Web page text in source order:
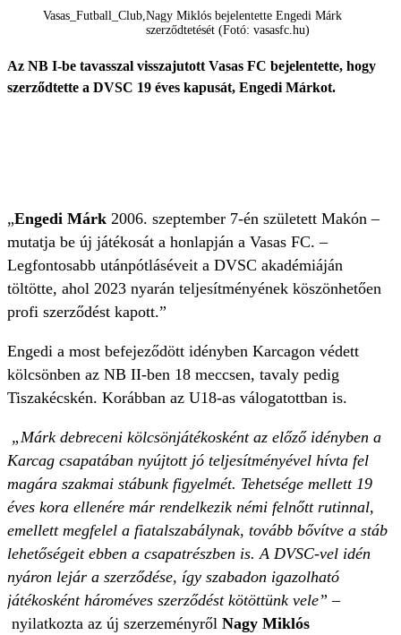
Vasas_Futball_Club Nagy Miklós bejelentette Engedi Márk
szerződtetését (Fotó: vasasfc.hu)
Az NB I-be tavasszal visszajutott Vasas FC bejelentette, hogy
szerződtette a DVSC 19 éves kapusát, Engedi Márkot.
„Engedi Márk 2006. szeptember 7-én született Makón –
mutatja be új játékosát a honlapján a Vasas FC. –
Legfontosabb utánpótláséveit a DVSC akadémiáján
töltötte, ahol 2023 nyarán teljesítményének köszönhetően
profi szerződést kapott.”
Engedi a most befejeződött idényben Karcagon védett
kölcsönben az NB II-ben 18 meccsen, tavaly pedig
Tiszakécskén. Korábban az U18-as válogatottban is.
„Márk debreceni kölcsönjátékosként az előző idényben a
Karcag csapatában nyújtott jó teljesítményével hívta fel
magára szakmai stábunk figyelmét. Tehetsége mellett 19
éves kora ellenére már rendelkezik némi felnőtt rutinnal,
emellett megfelel a fiatalszabálynak, tovább bővítve a stáb
lehetőségeit ebben a csapatrészben is. A DVSC-vel idén
nyáron lejár a szerződése, így szabadon igazolható
játékosként hároméves szerződést kötöttünk vele” –
nyilatkozta az új szerzeményről Nagy Miklós